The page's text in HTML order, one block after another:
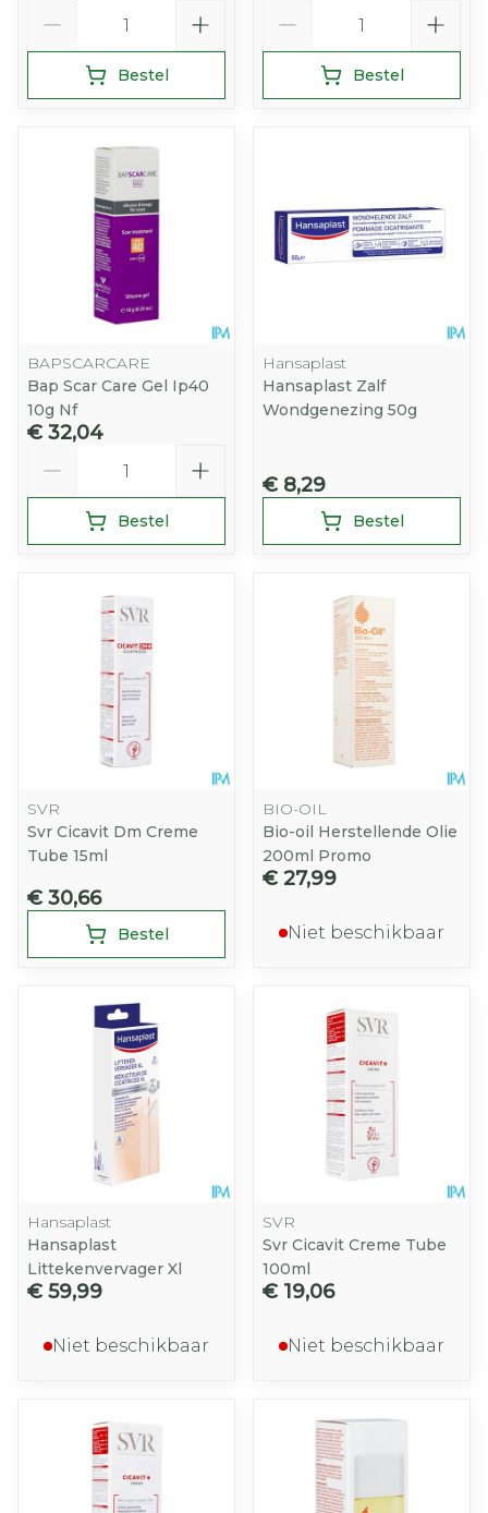
Bestel Bestel
BAPSCARCARE
Bap Scar Care Gel Ip40
10g Nf
€ 32,04
Bestel
Hansaplast
Hansaplast Zalf
Wondgenezing 50g
€ 8,29
Bestel
SVR
Svr Cicavit Dm Creme
Tube 15ml
€ 30,66
Bestel
BIO-OIL
Bio-oil Herstellende Olie
200ml Promo
€ 27,99
Niet beschikbaar
Hansaplast
Hansaplast
Littekenvervager Xl
€ 59,99
Niet beschikbaar
SVR
Svr Cicavit Creme Tube
100ml
€ 19,06
Niet beschikbaar